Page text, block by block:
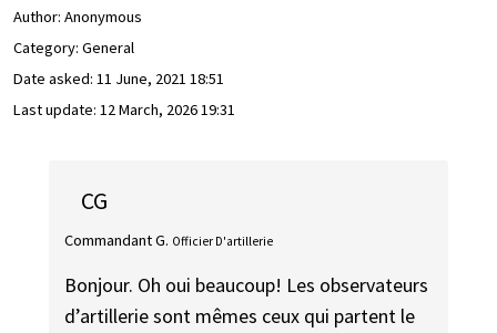
Author: Anonymous
Category: General
Date asked: 11 June, 2021 18:51
Last update: 12 March, 2026 19:31
CG
Commandant G. Officier D'artillerie
Bonjour. Oh oui beaucoup! Les observateurs
d’artillerie sont mêmes ceux qui partent le